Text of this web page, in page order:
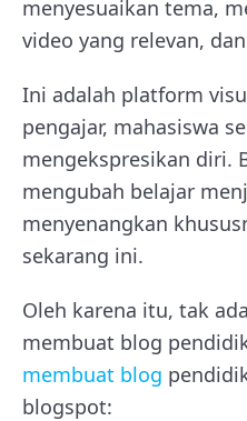
menyesuaikan tema,
video yang relevan,
Ini adalah platform
pengajar, mahasiswa
mengekspresikan diri.
mengubah belajar
menyenangkan
sekarang ini.
Oleh karena itu, tak
membuat blog
membuat blog
blogspot: